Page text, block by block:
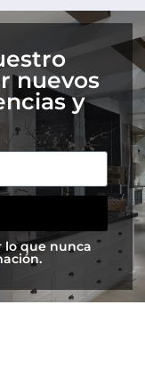
nuevos
y
lo que nunca